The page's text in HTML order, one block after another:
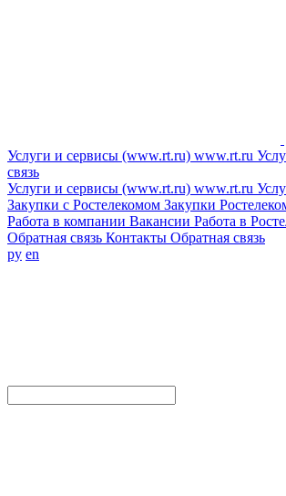
Услуги и сервисы (www.rt.ru) www.rt.ru
связь
Услуги и сервисы (www.rt.ru) www.rt.ru
Закупки с Ростелекомом Закупки
Работа в компании Вакансии Работа в
Обратная связь Контакты Обратная связь
ру en